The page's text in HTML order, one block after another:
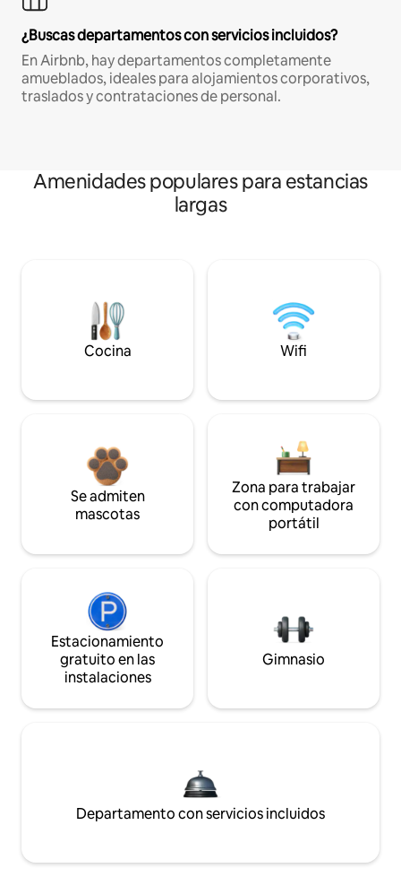
¿Buscas departamentos con servicios incluidos?
En Airbnb, hay departamentos completamente
amueblados, ideales para alojamientos corporativos,
traslados y contrataciones de personal.
Amenidades populares para estancias
largas
Cocina Wifi
Se admiten
mascotas
Zona para trabajar
con computadora
portátil
Estacionamiento
gratuito en las
instalaciones
Gimnasio
Departamento con servicios incluidos